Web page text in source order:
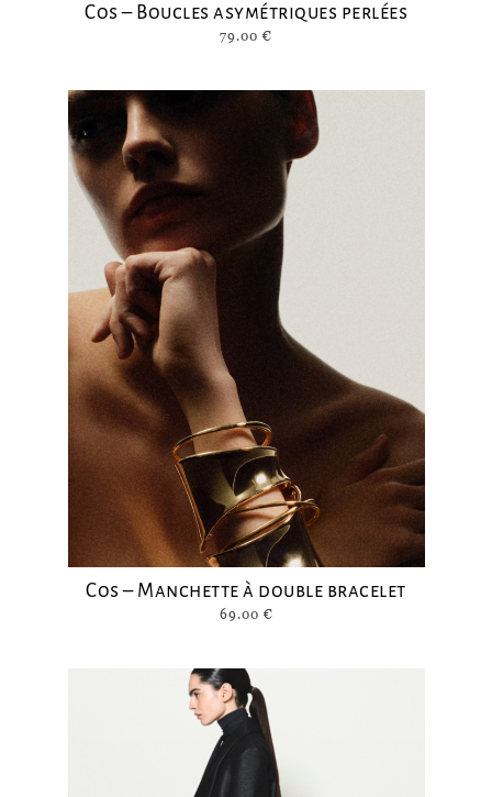
Cos – Boucles asymétriques perlées
79.00 €
Cos – Manchette à double bracelet
69.00 €